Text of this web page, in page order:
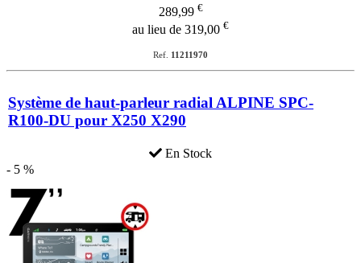
289,99 €
au lieu de 319,00 €
Ref. 11211970
Système de haut-parleur radial ALPINE SPC-
R100-DU pour X250 X290
En Stock
- 5 %